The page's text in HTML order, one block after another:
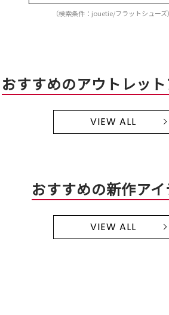
（検索条件：jouetie/フラットシューズ）
おすすめのアウトレッ
VIEW ALL
おすすめの新作ア
VIEW ALL